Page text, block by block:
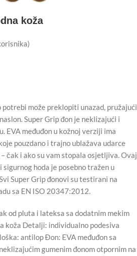
koža
može preklopiti unazad, pružajući
Super Grip đon je neklizajući i
EVA međuđon u kožnoj verziji ima
pouzdano i trajno ublažava udarce
čak i ako su vam stopala osjetljiva. Ovaj
hoda je posebno tražen u
Super Grip đonovi su testirani na
sa EN ISO 20347:2012.
od pluta i lateksa sa dodatnim mekim
koža Detalji: individualno podesiva
antilop Đon: EVA međuđon sa
gumenim đonom otpornim na